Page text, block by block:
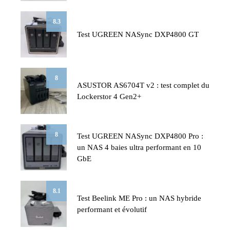
8.3
Test UGREEN NASync DXP4800 GT
8
ASUSTOR AS6704T v2 : test complet du
Lockerstor 4 Gen2+
8
Test UGREEN NASync DXP4800 Pro :
un NAS 4 baies ultra performant en 10
GbE
8.1
Test Beelink ME Pro : un NAS hybride
performant et évolutif